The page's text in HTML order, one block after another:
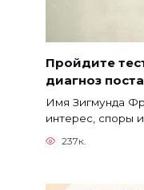
Пройдите
диагноз
Имя Зигмунда
интерес, споры
237к.